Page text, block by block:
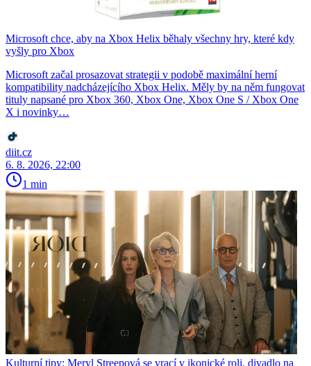
Microsoft chce, aby na Xbox Helix běhaly všechny hry, které kdy
vyšly pro Xbox
Microsoft začal prosazovat strategii v podobě maximální herní
kompatibility nadcházejícího Xbox Helix. Měly by na něm fungovat
tituly napsané pro Xbox 360, Xbox One, Xbox One S / Xbox One
X i novinky…
diit.cz
6. 8. 2026, 22:00
1 min
Kulturní tipy: Meryl Streepová se vrací v ikonické roli, divadlo na